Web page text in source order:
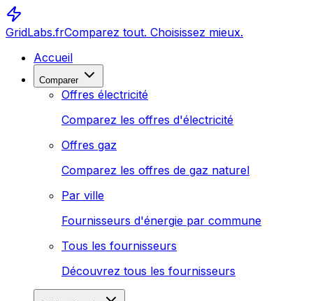
GridLabs.frComparez tout. Choisissez mieux.
Accueil
Comparer
Offres électricité
Comparez les offres d'électricité
Offres gaz
Comparez les offres de gaz naturel
Par ville
Fournisseurs d'énergie par commune
Tous les fournisseurs
Découvrez tous les fournisseurs